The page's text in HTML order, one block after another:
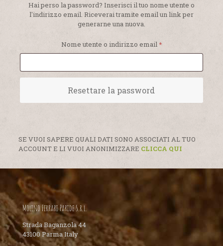
Hai perso la password? Inserisci il tuo nome utente o
l'indirizzo email. Riceverai tramite email un link per
generarne una nuova.
Nome utente o indirizzo email *Richiesto
Resettare la password
SE VUOI SAPERE QUALI DATI SONO ASSOCIATI AL TUO
ACCOUNT E LI VUOI ANONIMIZZARE CLICCA QUI
Molino Ferrari Paride S.r.l.
Strada Baganzola 44
43100 Parma Italy